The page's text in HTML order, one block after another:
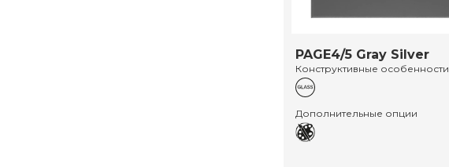
PAGE4/5 Gray Silver
Конструктивные особенности
Дополнительные опции